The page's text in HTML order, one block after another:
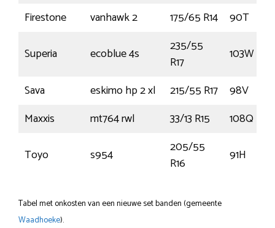
Firestone
vanhawk 2 175/65 R14
90T
Superia
ecoblue 4s
235/55
R17
103W
Sava
eskimo hp 2 xl 215/55 R17
98V
Maxxis
mt764 rwl 33/13 R15
108Q
Toyo
s954
205/55
R16
91H
Tabel met onkosten van een nieuwe set banden (gemeente
Waadhoeke).